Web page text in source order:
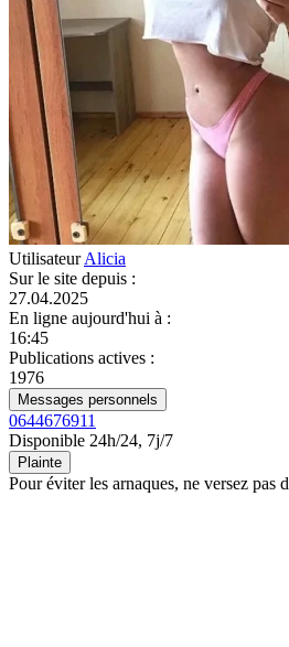
UtilisateurAlicia
Sur le site depuis :
27.04.2025
En ligne aujourd'hui à :
16:45
Publications actives :
1976
Messages personnels
0644676911
Disponible 24h/24, 7j/7
Plainte
Pour éviter les arnaques, ne versez pas